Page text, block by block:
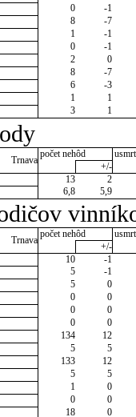
0
-1
8
-7
1
-1
0
-1
2
0
8
-7
6
-3
1
1
3 1
Trnava
počet nehôd
+/-
13
2
6,8 5,9
Trnava
počet nehôd
+/-
10
-1
5
-1
5
0
0
0
0
0
0
0
134
12
5
5
133
12
5
5
1
0
0
0
18
0